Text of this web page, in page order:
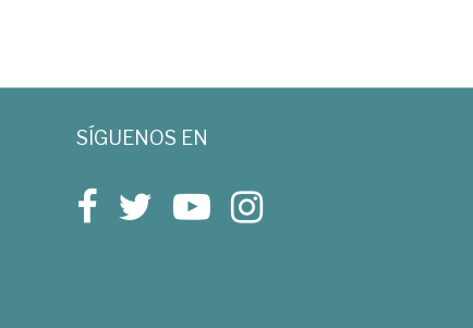
SÍGUENOS EN